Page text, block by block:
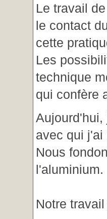
Le travail
le contact
cette
Les
technique
qui confère
avec qui j'ai
Nous
l'aluminium.
Notre